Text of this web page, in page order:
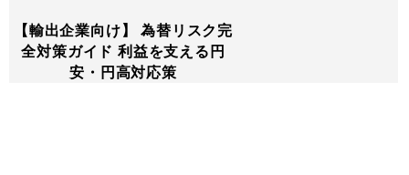
【輸出企業向け】 為替リスク完
全対策ガイド 利益を支える円
安・円高対応策